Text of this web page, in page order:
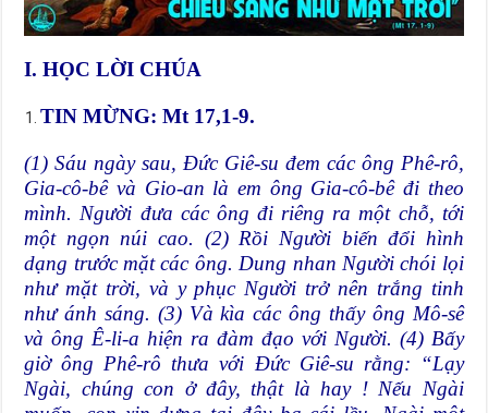
I. HỌC LỜI CHÚA
TIN MỪNG: Mt 17,1-9.
(1) Sáu ngày sau, Đức Giê-su đem các ông Phê-rô,
Gia-cô-bê và Gio-an là em ông Gia-cô-bê đi theo
mình. Người đưa các ông đi riêng ra một chỗ, tới
một ngọn núi cao. (2) Rồi Người biến đổi hình
dạng trước mặt các ông. Dung nhan Người chói lọi
như mặt trời, và y phục Người trở nên trắng tinh
như ánh sáng. (3) Và kìa các ông thấy ông Mô-sê
và ông Ê-li-a hiện ra đàm đạo với Người. (4) Bấy
giờ ông Phê-rô thưa với Đức Giê-su rằng: “Lạy
Ngài, chúng con ở đây, thật là hay ! Nếu Ngài